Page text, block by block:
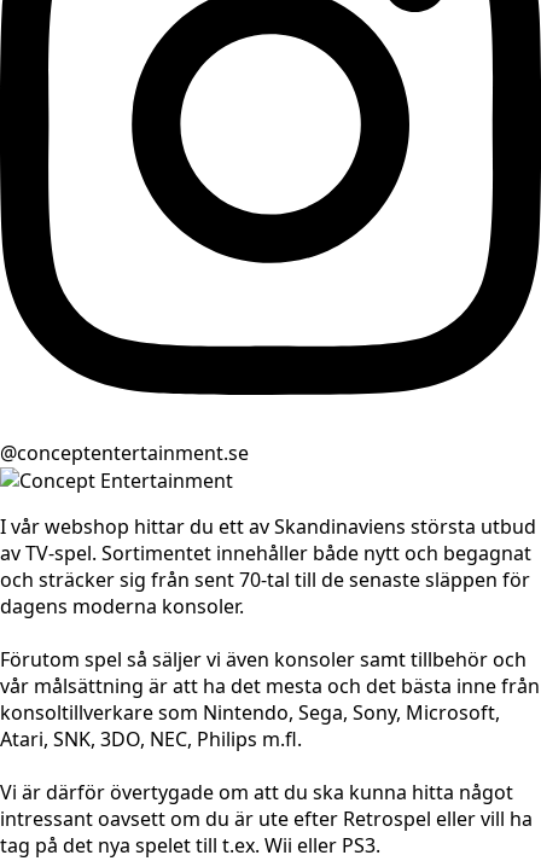
@conceptentertainment.se
I vår webshop hittar du ett av Skandinaviens största utbud
av TV-spel. Sortimentet innehåller både nytt och begagnat
och sträcker sig från sent 70-tal till de senaste släppen för
dagens moderna konsoler.
Förutom spel så säljer vi även konsoler samt tillbehör och
vår målsättning är att ha det mesta och det bästa inne från
konsoltillverkare som Nintendo, Sega, Sony, Microsoft,
Atari, SNK, 3DO, NEC, Philips m.fl.
Vi är därför övertygade om att du ska kunna hitta något
intressant oavsett om du är ute efter Retrospel eller vill ha
tag på det nya spelet till t.ex. Wii eller PS3.